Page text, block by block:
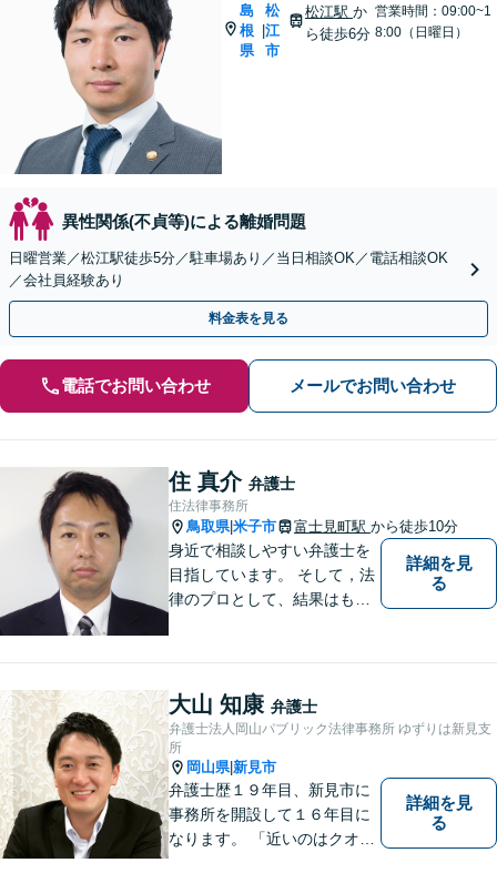
島
根
県
松
江
市
松江駅 か
ら徒歩6分
営業時間：09:00~1
8:00（日曜日）
異性関係(不貞等)による離婚問題
日曜営業／松江駅徒歩5分／駐車場あり／当日相談OK／電話相談OK
／会社員経験あり
料金表を見る
電話でお問い合わせ メールでお問い合わせ
住 真介 弁護士
住法律事務所
鳥取県|米子市 富士見町駅 から徒歩10分
身近で相談しやすい弁護士を
目指しています。 そして，法
律のプロとして、結果はもち
依頼者様の心を理解し，寄り
添いながら問題い解決のサポ
ートを心がけています。
詳細を見
る
大山 知康 弁護士
弁護士法人岡山パブリック法律事務所 ゆずりは新見支
所
岡山県|新見市
弁護士歴１９年目、新見市に
事務所を開設して１６年目に
なります。 「近いのはクオリ
詳細を見
る